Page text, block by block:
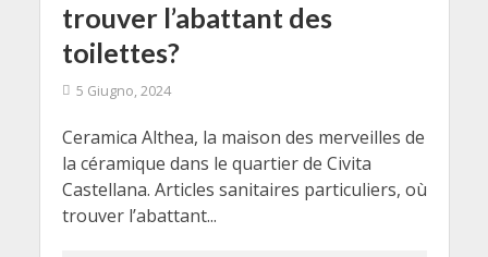
trouver l’abattant des
toilettes?
5 Giugno, 2024
Ceramica Althea, la maison des merveilles de
la céramique dans le quartier de Civita
Castellana. Articles sanitaires particuliers, où
trouver l’abattant...